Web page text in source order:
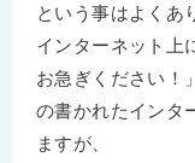
という事はよくあ
インターネット上
お急ぎください！
の書かれたインタ
ますが、